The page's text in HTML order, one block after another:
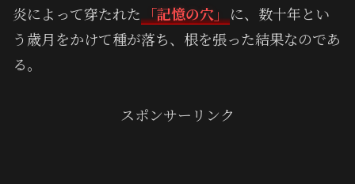
炎によって穿たれた
「記憶の穴」
に、数十年とい
う歳月をかけて種が落ち、根を張った結果なのであ
る。
スポンサーリンク